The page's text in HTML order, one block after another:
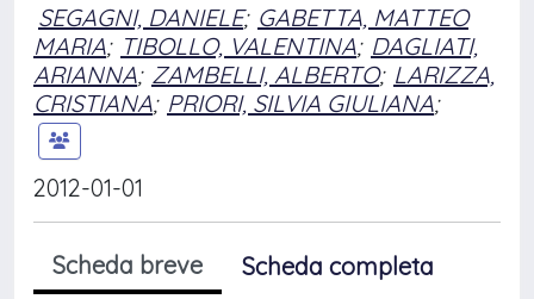
SEGAGNI, DANIELE; GABETTA, MATTEO
MARIA; TIBOLLO, VALENTINA; DAGLIATI,
ARIANNA; ZAMBELLI, ALBERTO; LARIZZA,
CRISTIANA; PRIORI, SILVIA GIULIANA;
2012-01-01
Scheda breve
Scheda completa